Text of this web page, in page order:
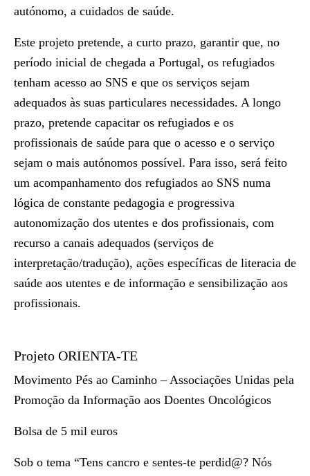
autónomo, a cuidados de saúde.
Este projeto pretende, a curto prazo, garantir que, no
período inicial de chegada a Portugal, os refugiados
tenham acesso ao SNS e que os serviços sejam
adequados às suas particulares necessidades. A longo
prazo, pretende capacitar os refugiados e os
profissionais de saúde para que o acesso e o serviço
sejam o mais autónomos possível. Para isso, será feito
um acompanhamento dos refugiados ao SNS numa
lógica de constante pedagogia e progressiva
autonomização dos utentes e dos profissionais, com
recurso a canais adequados (serviços de
interpretação/tradução), ações específicas de literacia de
saúde aos utentes e de informação e sensibilização aos
profissionais.
Projeto ORIENTA-TE
Movimento Pés ao Caminho – Associações Unidas pela
Promoção da Informação aos Doentes Oncológicos
Bolsa de 5 mil euros
Sob o tema “Tens cancro e sentes-te perdid@? Nós